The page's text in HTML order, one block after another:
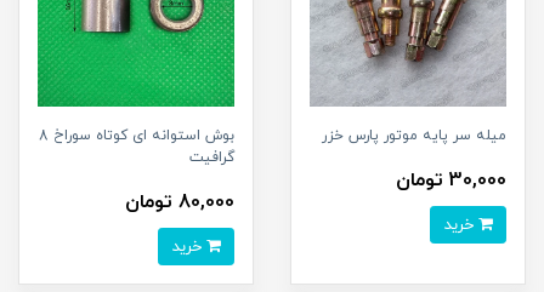
میله سر پایه موتور پارس خزر
30,000 تومان
بوش استوانه ای کوتاه سوراخ 8
گرافیت
80,000 تومان